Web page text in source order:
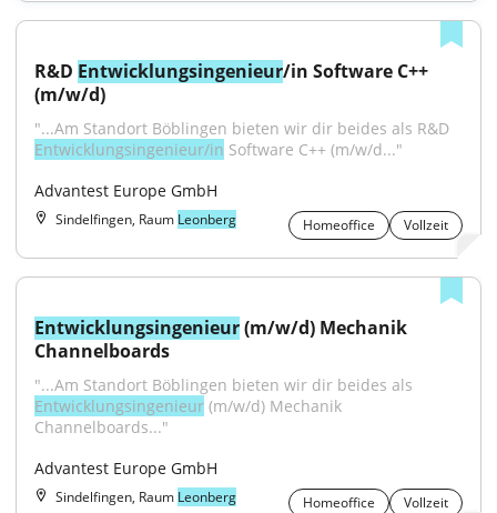
R&D Entwicklungsingenieur/in Software C++
(m/w/d)
Entwicklungsingenieur/in Software C++ (m/w/d..."
Advantest Europe GmbH
Sindelfingen, Raum Leonberg Homeoffice Vollzeit
Entwicklungsingenieur (m/w/d) Mechanik
Channelboards
Entwicklungsingenieur (m/w/d) Mechanik
Channelboards..."
Advantest Europe GmbH
Sindelfingen, Raum Leonberg Homeoffice Vollzeit